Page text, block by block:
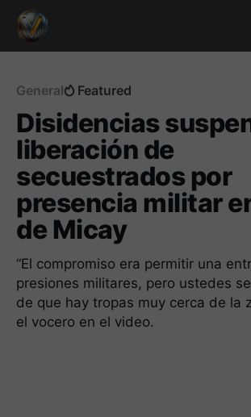
General Featured
Disidencias
liberación de
secuestrados por
presencia militar
de Micay
“El compromiso era permitir una
presiones militares, pero ustedes
de que hay tropas muy cerca de la
el vocero en el video.